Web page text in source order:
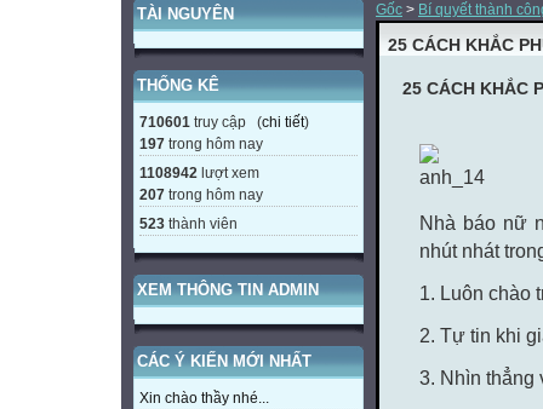
TÀI NGUYÊN
THỐNG KÊ
710601 truy cập (chi tiết)
197 trong hôm nay
1108942 lượt xem
207 trong hôm nay
523 thành viên
XEM THÔNG TIN ADMIN
CÁC Ý KIẾN MỚI NHẤT
Xin chào thầy nhé...
Gốc > Bí quyết thành
25 CÁCH KHẮC
25 CÁCH KHẮC
Nhà báo nữ
nhút nhát
1. Luôn chào
2. Tự tin khi
3. Nhìn thẳng